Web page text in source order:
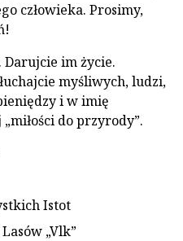
człowieka. Prosimy,
im życie.
myśliwych, ludzi,
i w imię
do przyrody”.
Istot
„Vlk”